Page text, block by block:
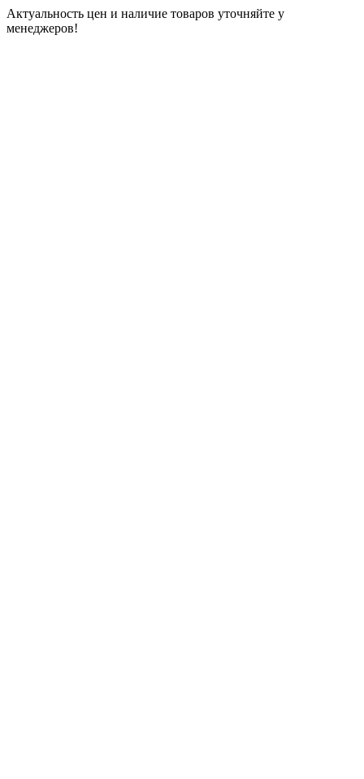
Актуальность цен и наличие товаров уточняйте у
менеджеров!